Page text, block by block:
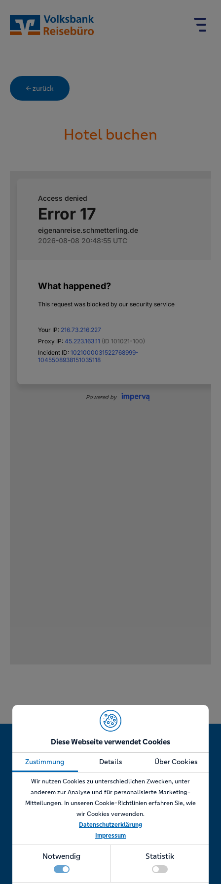
Diese Webseite verwendet Cookies
Zustimmung Details Über Cookies
Wir nutzen Cookies zu unterschiedlichen Zwecken, unter
anderem zur Analyse und für personalisierte Marketing-
Mitteilungen. In unseren Cookie-Richtlinien erfahren Sie, wie
wir Cookies verwenden.
Datenschutzerklärung
Impressum
Notwendig Statistik
← zurück
Hotel buchen
Jetzt Termin vereinbaren!
Telefonisch
+49 7841 69 11880